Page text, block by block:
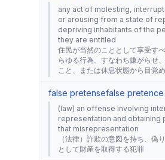
any act of molesting,
or arousing from a state of
depriving inhabitants of the
they are entitled
住民が当然のこととして享受す
らゆる行為、すなわち嫌がらせ
こと、または休息状態から目覚
false pretensefalse pretence
(law) an offense involving
representation and obtaining
that misrepresentation
（法律）詐欺の意図を持ち、偽
として財産を取得する犯罪